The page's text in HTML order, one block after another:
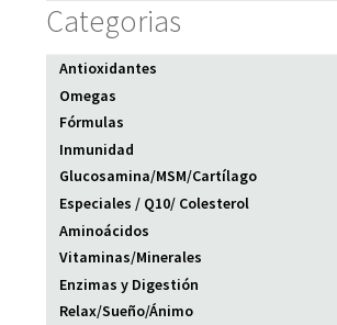
Categorias
Antioxidantes
Omegas
Fórmulas
Inmunidad
Glucosamina/MSM/Cartílago
Especiales / Q10/ Colesterol
Aminoácidos
Vitaminas/Minerales
Enzimas y Digestión
Relax/Sueño/Ánimo